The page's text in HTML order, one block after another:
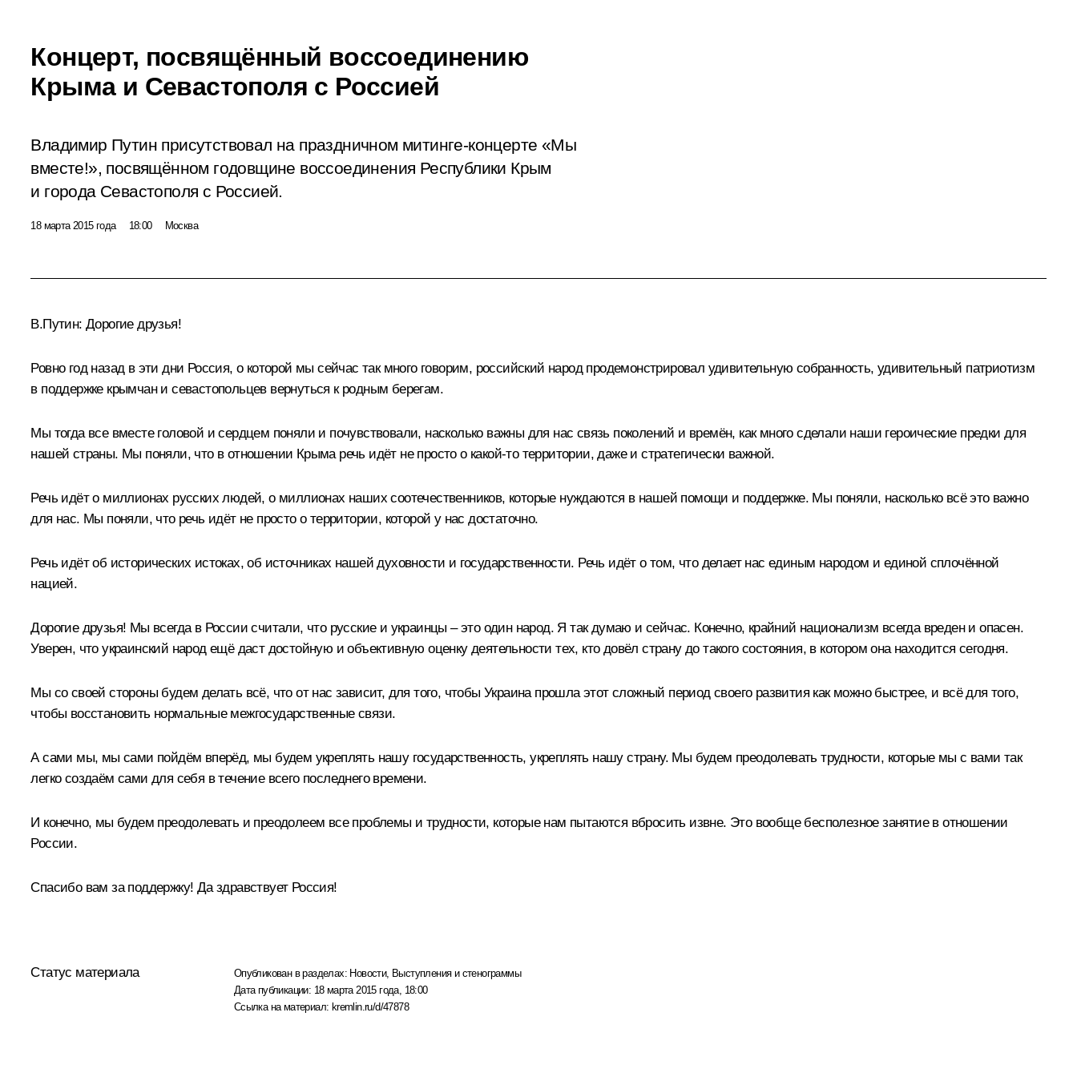
Концерт, посвящённый воссоединению
Крыма и Севастополя с Россией
Владимир Путин присутствовал на праздничном митинге-концерте «Мы
вместе!», посвящённом годовщине воссоединения Республики Крым
и города Севастополя с Россией.
18 марта 2015 года 18:00 Москва
В.Путин: Дорогие друзья!
Ровно год назад в эти дни Россия, о которой мы сейчас так много говорим, российский народ продемонстрировал удивительную собранность, удивительный патриотизм
в поддержке крымчан и севастопольцев вернуться к родным берегам.
Мы тогда все вместе головой и сердцем поняли и почувствовали, насколько важны для нас связь поколений и времён, как много сделали наши героические предки для
нашей страны. Мы поняли, что в отношении Крыма речь идёт не просто о какой‑то территории, даже и стратегически важной.
Речь идёт о миллионах русских людей, о миллионах наших соотечественников, которые нуждаются в нашей помощи и поддержке. Мы поняли, насколько всё это важно
для нас. Мы поняли, что речь идёт не просто о территории, которой у нас достаточно.
Речь идёт об исторических истоках, об источниках нашей духовности и государственности. Речь идёт о том, что делает нас единым народом и единой сплочённой
нацией.
Дорогие друзья! Мы всегда в России считали, что русские и украинцы – это один народ. Я так думаю и сейчас. Конечно, крайний национализм всегда вреден и опасен.
Уверен, что украинский народ ещё даст достойную и объективную оценку деятельности тех, кто довёл страну до такого состояния, в котором она находится сегодня.
Мы со своей стороны будем делать всё, что от нас зависит, для того, чтобы Украина прошла этот сложный период своего развития как можно быстрее, и всё для того,
чтобы восстановить нормальные межгосударственные связи.
А сами мы, мы сами пойдём вперёд, мы будем укреплять нашу государственность, укреплять нашу страну. Мы будем преодолевать трудности, которые мы с вами так
легко создаём сами для себя в течение всего последнего времени.
И конечно, мы будем преодолевать и преодолеем все проблемы и трудности, которые нам пытаются вбросить извне. Это вообще бесполезное занятие в отношении
России.
Спасибо вам за поддержку! Да здравствует Россия!
Статус материала Опубликован в разделах: Новости, Выступления и стенограммы
Дата публикации: 18 марта 2015 года, 18:00
Ссылка на материал: kremlin.ru/d/47878